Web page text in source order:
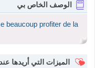
الوصف الخاص بي
beaucoup profiter de la
الميزات التي أريدها